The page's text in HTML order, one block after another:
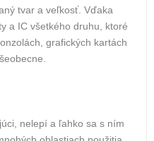
tvar a veľkosť. Vďaka
a IC všetkého druhu, ktoré
grafických kartách
nelepí a ľahko sa s ním